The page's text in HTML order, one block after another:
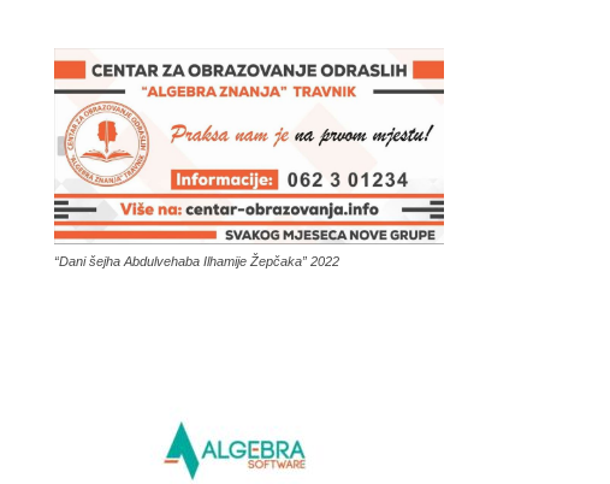
“Dani šejha Abdulvehaba Ilhamije Žepčaka” 2022